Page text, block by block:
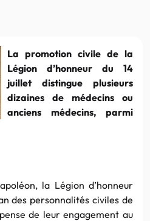
La promotion civile de la
Légion d’honneur du 14
juillet distingue plusieurs
dizaines de médecins ou
anciens médecins, parmi
la Légion d’honneur
des personnalités civiles de
de leur engagement au